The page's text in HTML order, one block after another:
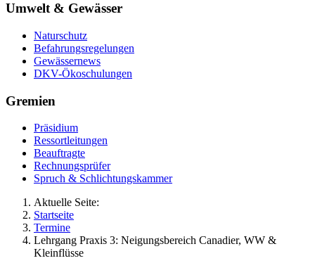
Umwelt & Gewässer
Naturschutz
Befahrungsregelungen
Gewässernews
DKV-Ökoschulungen
Gremien
Präsidium
Ressortleitungen
Beauftragte
Rechnungsprüfer
Spruch & Schlichtungskammer
Aktuelle Seite:
Startseite
Termine
Lehrgang Praxis 3: Neigungsbereich Canadier, WW &
Kleinflüsse